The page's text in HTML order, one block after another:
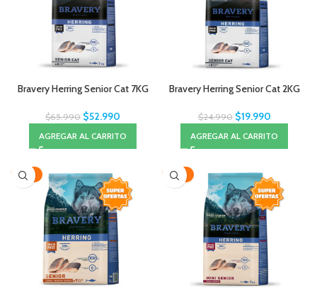
Bravery Herring Senior Cat 7KG
$65.990 $52.990
AGREGAR AL CARRITO
Bravery Herring Senior Cat 2KG
$24.990 $19.990
AGREGAR AL CARRITO
-23% -22%